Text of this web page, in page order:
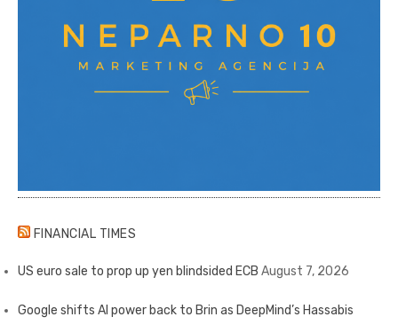
FINANCIAL TIMES
US euro sale to prop up yen blindsided ECB August 7, 2026
Google shifts AI power back to Brin as DeepMind’s Hassabis